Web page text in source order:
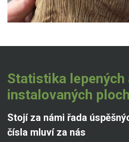
Statistika lepených
instalovaných ploch
Stojí za námi řada
čísla mluví za nás